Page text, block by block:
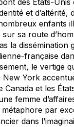
des États-Unis
et
enfants
sur sa route
la dissémination
française
le vertige
New York
Canada et les
femme
par
dans